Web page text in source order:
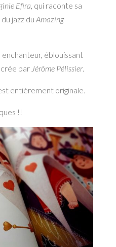
Efira, qui raconte sa
jazz du Amazing
enchanteur, éblouissant
par Jérôme Pélissier.
entièrement originale.
!!